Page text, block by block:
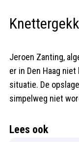
Jeroen Zanting,
er in Den Haag
situatie. De
simpelweg niet
Lees ook